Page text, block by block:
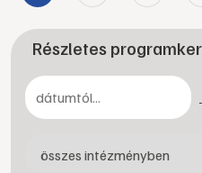
Részletes
-